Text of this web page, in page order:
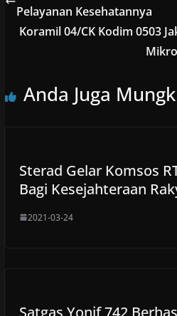
Pelayanan Kesehatannya
Koramil 04/CK Kodim 0503
Anda Juga
Sterad Gelar Komsos
Bagi Kesejahteraan
2021-03-24
Satgas Yonif 742